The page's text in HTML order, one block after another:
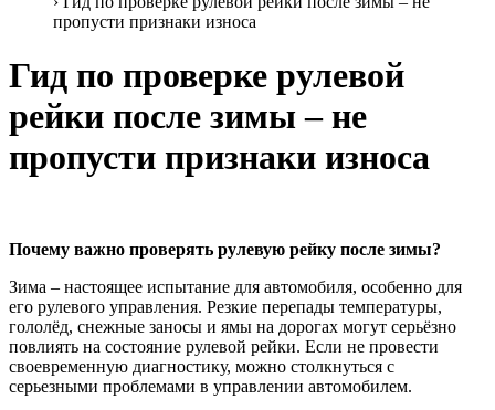
пропусти признаки износа
Гид по проверке рулевой
рейки после зимы – не
пропусти признаки износа
Почему важно проверять рулевую рейку после зимы?
Зима – настоящее испытание для автомобиля, особенно для
его рулевого управления. Резкие перепады температуры,
гололёд, снежные заносы и ямы на дорогах могут серьёзно
повлиять на состояние рулевой рейки. Если не провести
своевременную диагностику, можно столкнуться с
серьезными проблемами в управлении автомобилем.